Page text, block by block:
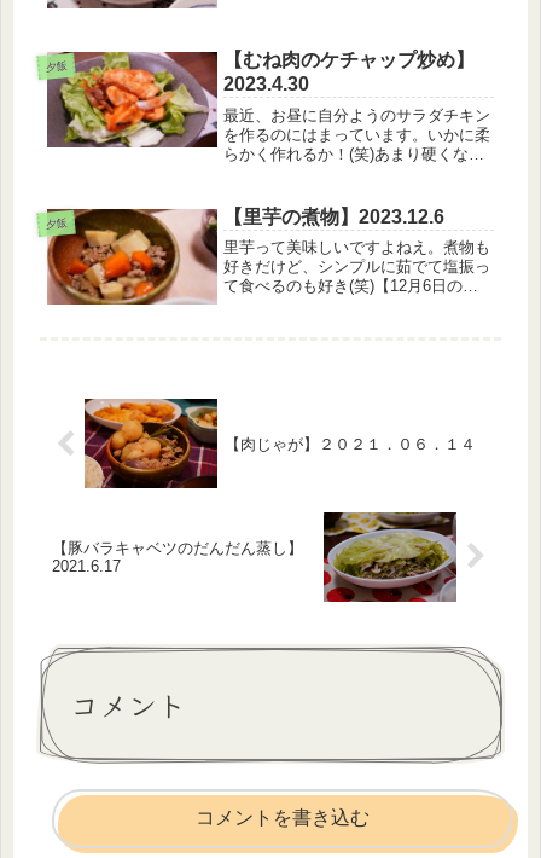
たいな～でも最近旦那さんの帰り遅い
からレンチンで食べる天ぷらはかわ
い...
夕飯
【むね肉のケチャップ炒め】
2023.4.30
最近、お昼に自分ようのサラダチキン
を作るのにはまっています。いかに柔
らかく作れるか！(笑)あまり硬くなる
ニュー】・白米・むね肉のケチャップ
炒め・小松菜のおひたし・油揚げと...
夕飯 【里芋の煮物】2023.12.6
里芋って美味しいですよねえ。煮物も
好きだけど、シンプルに茹でて塩振っ
て食べるのも好き(笑)【12月6日のメ
【肉じゃが】２０２１．０６．１４
【豚バラキャベツのだんだん蒸し】
2021.6.17
コメント
コメントを書き込む